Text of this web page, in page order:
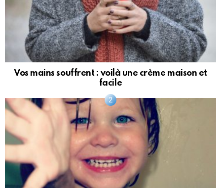
Vos mains souffrent : voilà une crème maison et
facile